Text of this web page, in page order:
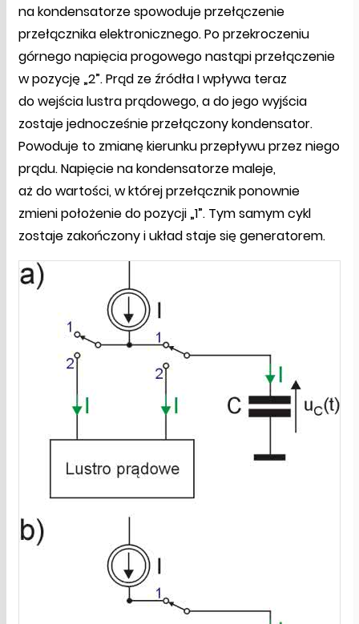
na kondensatorze spowoduje przełączenie
przełącznika elektronicznego. Po przekroczeniu
górnego napięcia progowego nastąpi przełączenie
w pozycję „2”. Prąd ze źródła I wpływa teraz
do wejścia lustra prądowego, a do jego wyjścia
zostaje jednocześnie przełączony kondensator.
Powoduje to zmianę kierunku przepływu przez niego
prądu. Napięcie na kondensatorze maleje,
aż do wartości, w której przełącznik ponownie
zmieni położenie do pozycji „1”. Tym samym cykl
zostaje zakończony i układ staje się generatorem.